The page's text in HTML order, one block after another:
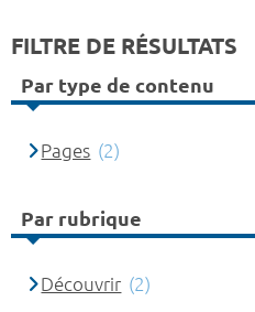
FILTRE DE RÉSULTATS
Par type de contenu
Pages (2)
Par rubrique
Découvrir (2)